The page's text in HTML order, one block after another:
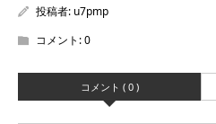
投稿者: u7pmp
コメント:0
コメント ( 0 )